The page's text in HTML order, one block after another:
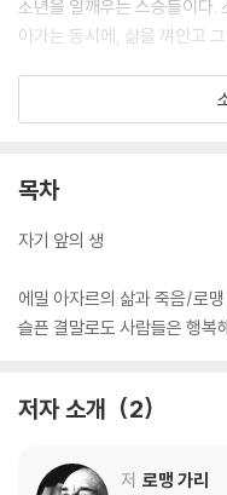
소년을 일깨우는 스승들이다.
아가는 동시에, 삶을 껴안고
『자기 앞의 생』은 ‘삶에 대
그럼에도 불구하고 또한 아픈
나 정작 가슴 아픈 것은 어린
색하지 않는다. 그는 오히려
새롭게 번역 출간된 『자기 앞
식으로 계약을 맺고 새롭게 번
목차
자기 앞의 생
에밀 아자르의 삶과 죽음/로맹
슬픈 결말로도 사람들은 행복
저자 소개 2
저 로맹 가리